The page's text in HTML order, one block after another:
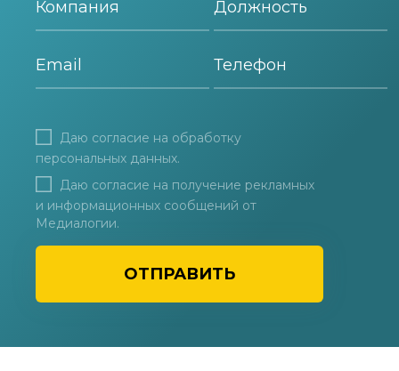
ОТПРАВИТЬ
Даю согласие на обработку
персональных данных.
Даю согласие на получение рекламных
и информационных сообщений от
Медиалогии.